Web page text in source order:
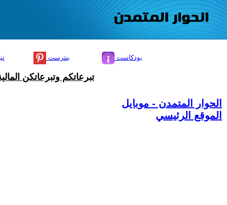
بنترست بودكاست
تبرعاتكم وتبرعاتكن
الحوار المتمدن - موبايل
الموقع الرئيسي